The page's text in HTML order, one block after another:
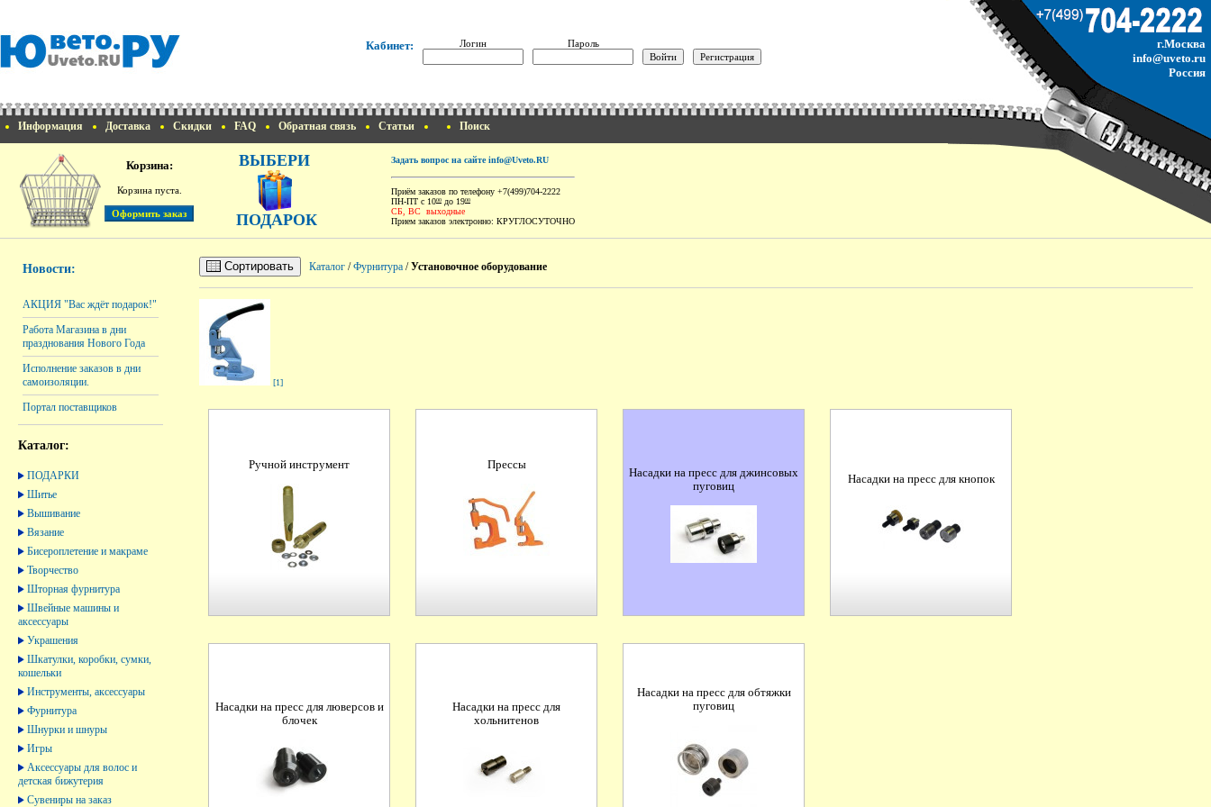
Кабинет: Логин Пароль
г.Москва
info@uveto.ru
Россия
Информация Доставка Скидки FAQ Обратная связь Статьи Поиск
Корзина:
Корзина пуста.
ВЫБЕРИ
ПОДАРОК
Задать вопрос на сайте info@Uveto.RU
Приём заказов по телефону +7(499)704-2222
ПН-ПТ с 1000 до 1900
СБ, ВС выходные
Прием заказов электронно: КРУГЛОСУТОЧНО
Новости:
АКЦИЯ "Вас ждёт подарок!"
Работа Магазина в дни
празднования Нового Года
Исполнение заказов в дни
самоизоляции.
Портал поставщиков
Каталог:
ПОДАРКИ
Шитье
Вышивание
Вязание
Бисероплетение и макраме
Творчество
Шторная фурнитура
Швейные машины и
аксессуары
Украшения
Шкатулки, коробки, сумки,
кошельки
Инструменты, аксессуары
Фурнитура
Шнурки и шнуры
Игры
Аксессуары для волос и
детская бижутерия
Сувениры на заказ
Сортировать Каталог /Фурнитура /Установочное оборудование
[1]
Ручной инструмент Прессы
Насадки на пресс для джинсовых
пуговиц
Насадки на пресс для кнопок
Насадки на пресс для люверсов и
блочек
Насадки на пресс для
хольнитенов
Насадки на пресс для обтяжки
пуговиц